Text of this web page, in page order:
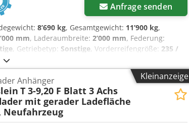
Anfrage senden
8’690 kg, Gesamtgewicht: 11’900 kg,
mm, Laderaumbreite: 2’000 mm, Federung:
, Getriebetyp: Sonstige, Vorderreifengröße: 235 /
bel.: 590 mm, Spurverstärkter Stahl- Riffelblech
10 Zurrösen ( 2 t ) am Aussenrahmen, 8 Zurrkästen (
vorn, 2 mal Klappstützen, hinten, ,
für Fräsenband 600 ¤, Auch mit
und Änderungen vorbehalten, Muster-
T Ejx Ad Rsrf
Kleinanzeige
Anhänger
T 3-9,20 F Blatt 3 Achs
mit gerader Ladefläche
Neufahrzeug